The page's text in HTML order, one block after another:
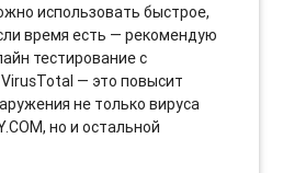
использовать быстрое,
время есть — рекомендую
тестирование с
— это повысит
не только вируса
но и остальной